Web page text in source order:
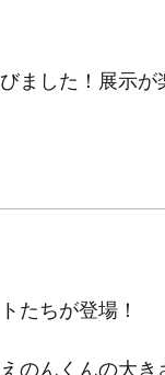
ました！展示
たちが登場！
のんくんの大